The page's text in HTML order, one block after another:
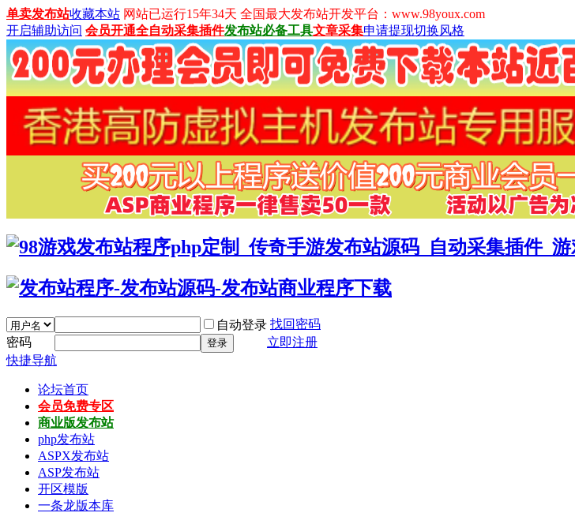
单卖发布站收藏本站 网站已运行15年34天 全国最大发布站开发平台：www.98youx.com
开启辅助访问 会员开通全自动采集插件发布站必备工具文章采集申请提现切换风格
自动登录 找回密码
密码
登录
立即注册
快捷导航
论坛首页
会员免费专区
商业版发布站
php发布站
ASPX发布站
ASP发布站
开区模版
一条龙版本库